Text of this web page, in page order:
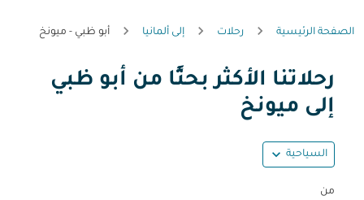
الصفحة الرئيسية رحلات إلى ألمانيا أبو ظبي - ميونخ
رحلاتنا الأكثر بحثًا من أبو ظبي
إلى ميونخ
السياحية expand_more
من
حاول تحديث الرحلة (مغادرة و/أو وجهة) أو التفاعل مع